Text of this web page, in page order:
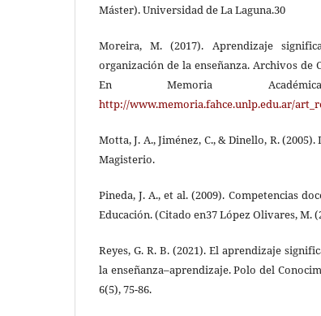
Máster). Universidad de La Laguna.30
Moreira, M. (2017). Aprendizaje
organización de la enseñanza. Archivos de
En Memoria
http://www.memoria.fahce.unlp.edu.ar/
Motta, J. A., Jiménez, C., & Dinello, R.
Magisterio.
Pineda, J. A., et al. (2009). Competencias
Educación. (Citado en37 López Olivares, M.
Reyes, G. R. B. (2021). El aprendizaje
la enseñanza–aprendizaje. Polo del
6(5), 75-86.